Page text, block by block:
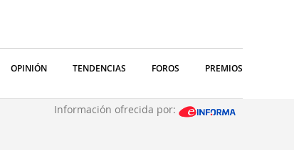
OPINIÓN TENDENCIAS FOROS PREMIOS
Información ofrecida por: